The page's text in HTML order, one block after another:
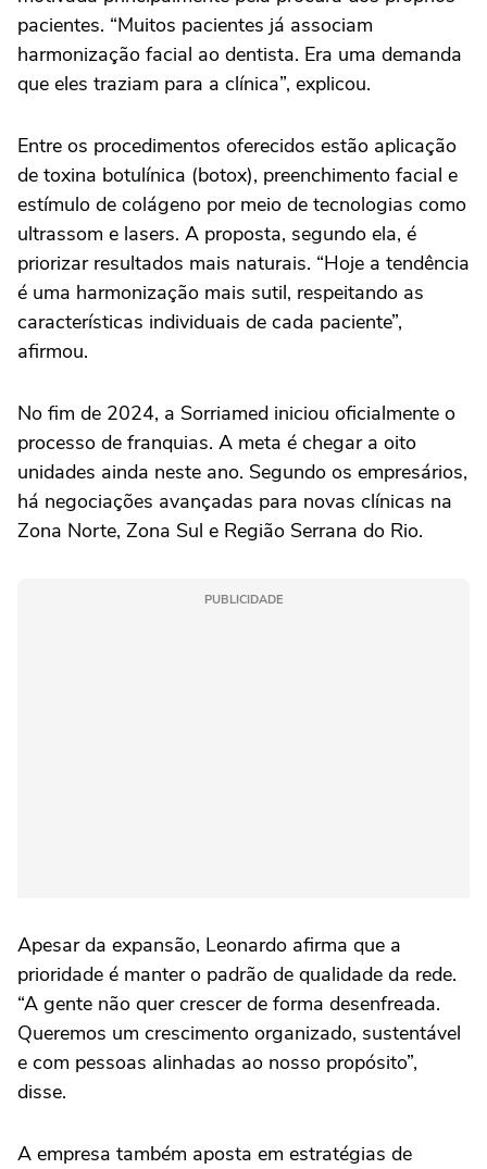
pacientes. “Muitos pacientes já associam
harmonização facial ao dentista. Era uma demanda
que eles traziam para a clínica”, explicou.
Entre os procedimentos oferecidos estão aplicação
de toxina botulínica (botox), preenchimento facial e
estímulo de colágeno por meio de tecnologias como
ultrassom e lasers. A proposta, segundo ela, é
priorizar resultados mais naturais. “Hoje a tendência
é uma harmonização mais sutil, respeitando as
características individuais de cada paciente”,
afirmou.
No fim de 2024, a Sorriamed iniciou oficialmente o
processo de franquias. A meta é chegar a oito
unidades ainda neste ano. Segundo os empresários,
há negociações avançadas para novas clínicas na
Zona Norte, Zona Sul e Região Serrana do Rio.
PUBLICIDADE
Apesar da expansão, Leonardo afirma que a
prioridade é manter o padrão de qualidade da rede.
“A gente não quer crescer de forma desenfreada.
Queremos um crescimento organizado, sustentável
e com pessoas alinhadas ao nosso propósito”,
disse.
A empresa também aposta em estratégias de